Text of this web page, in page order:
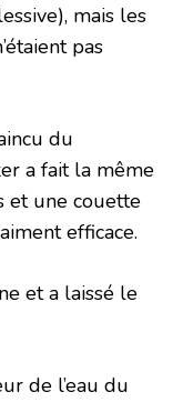
mais les
pas
du
a fait la même
et une couette
efficace.
et a laissé le
de l’eau du